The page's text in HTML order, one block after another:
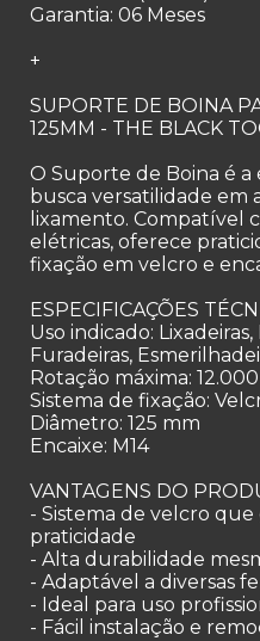
Garantia: 06 Meses
+
SUPORTE DE BOINA
125MM - THE BLACK
O Suporte de Boina é
busca versatilidade em
lixamento. Compatível
elétricas, oferece
fixação em velcro e
ESPECIFICAÇÕES
Uso indicado:
Furadeiras,
Rotação máxima:
Sistema de fixação:
Diâmetro: 125 mm
Encaixe: M14
VANTAGENS DO
- Sistema de velcro
praticidade
- Alta durabilidade
- Adaptável a diversas
- Ideal para uso
- Fácil instalação e